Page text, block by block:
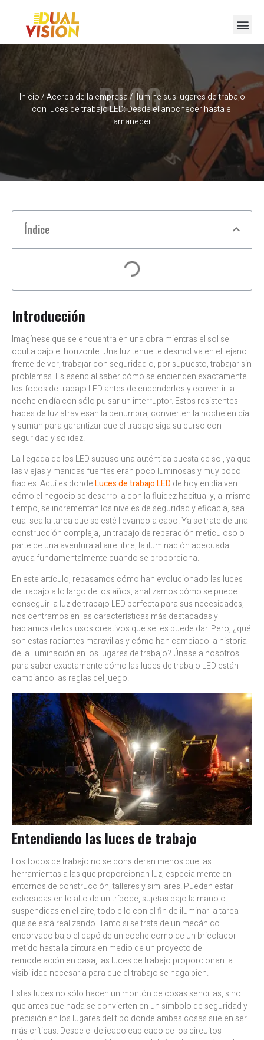
Inicio/Acerca de la empresa/ Ilumine sus lugares de trabajo
con luces de trabajo LED: Desde el anochecer hasta el
amanecer
BLOG
Índice
Introducción
Imagínese que se encuentra en una obra mientras el sol se
oculta bajo el horizonte. Una luz tenue te desmotiva en el lejano
frente de ver, trabajar con seguridad o, por supuesto, trabajar sin
problemas. Es esencial saber cómo se encienden exactamente
los focos de trabajo LED antes de encenderlos y convertir la
noche en día con sólo pulsar un interruptor. Estos resistentes
haces de luz atraviesan la penumbra, convierten la noche en día
y suman para garantizar que el trabajo siga su curso con
seguridad y solidez.
La llegada de los LED supuso una auténtica puesta de sol, ya que
las viejas y manidas fuentes eran poco luminosas y muy poco
fiables. Aquí es dondeLuces de trabajo LED de hoy en día ven
cómo el negocio se desarrolla con la fluidez habitual y, al mismo
tiempo, se incrementan los niveles de seguridad y eficacia, sea
cual sea la tarea que se esté llevando a cabo. Ya se trate de una
construcción compleja, un trabajo de reparación meticuloso o
parte de una aventura al aire libre, la iluminación adecuada
ayuda fundamentalmente cuando se proporciona.
En este artículo, repasamos cómo han evolucionado las luces
de trabajo a lo largo de los años, analizamos cómo se puede
conseguir la luz de trabajo LED perfecta para sus necesidades,
nos centramos en las características más destacadas y
hablamos de los usos creativos que se les puede dar. Pero, ¿qué
son estas radiantes maravillas y cómo han cambiado la historia
de la iluminación en los lugares de trabajo? Únase a nosotros
para saber exactamente cómo las luces de trabajo LED están
cambiando las reglas del juego.
Entendiendo las luces de trabajo
Los focos de trabajo no se consideran menos que las
herramientas a las que proporcionan luz, especialmente en
entornos de construcción, talleres y similares. Pueden estar
colocadas en lo alto de un trípode, sujetas bajo la mano o
suspendidas en el aire, todo ello con el fin de iluminar la tarea
que se está realizando. Tanto si se trata de un mecánico
encorvado bajo el capó de un coche como de un bricolador
metido hasta la cintura en medio de un proyecto de
remodelación en casa, las luces de trabajo proporcionan la
visibilidad necesaria para que el trabajo se haga bien.
Estas luces no sólo hacen un montón de cosas sencillas, sino
que antes que nada se convierten en un símbolo de seguridad y
precisión en los lugares del tipo donde ambas cosas suelen ser
más críticas. Desde el delicado cableado de los circuitos